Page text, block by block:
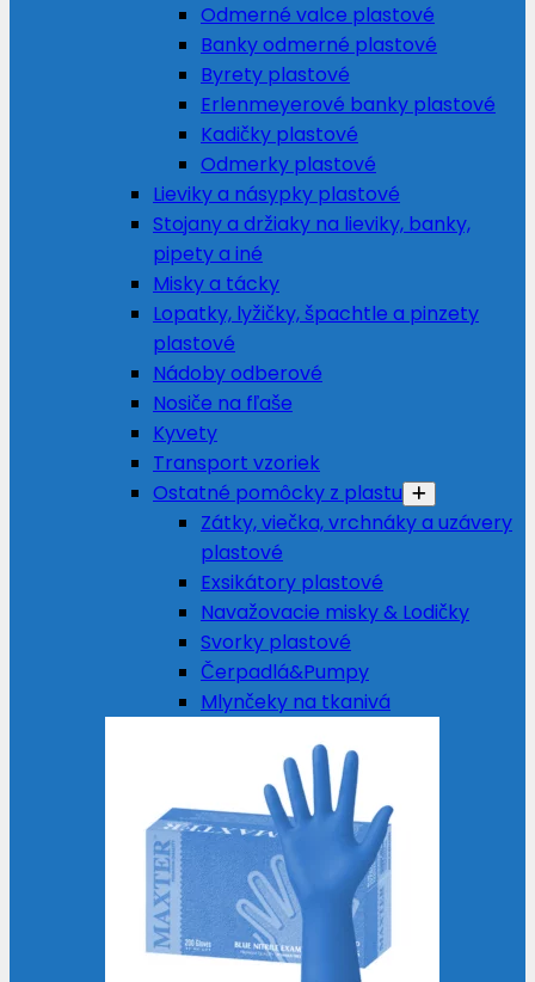
Odmerné valce plastové
Banky odmerné plastové
Byrety plastové
Erlenmeyerové banky plastové
Kadičky plastové
Odmerky plastové
Lieviky a násypky plastové
Stojany a držiaky na lieviky, banky,
pipety a iné
Misky a tácky
Lopatky, lyžičky, špachtle a pinzety
plastové
Nádoby odberové
Nosiče na fľaše
Kyvety
Transport vzoriek
Ostatné pomôcky z plastu
Zátky, viečka, vrchnáky a uzávery
plastové
Exsikátory plastové
Navažovacie misky & Lodičky
Svorky plastové
Čerpadlá&Pumpy
Mlynčeky na tkanivá